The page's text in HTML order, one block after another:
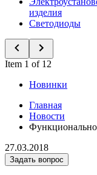
изделия
Светодиоды
Item 1 of 12
Новинки
Главная
Новости
27.03.2018
Задать вопрос